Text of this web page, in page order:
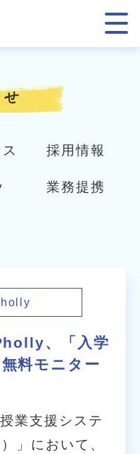
せ
採用情報
業務提携
、「入学
料モニター
業支援システ
」において、